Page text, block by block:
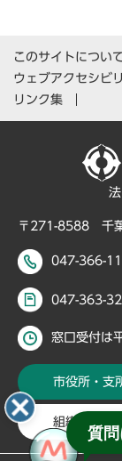
このサイトについ
ウェブアクセシビ
リンク集
〒271-8588 千
047-366-
047-363-
窓口受付は
市役所・支
組織・部署
質問